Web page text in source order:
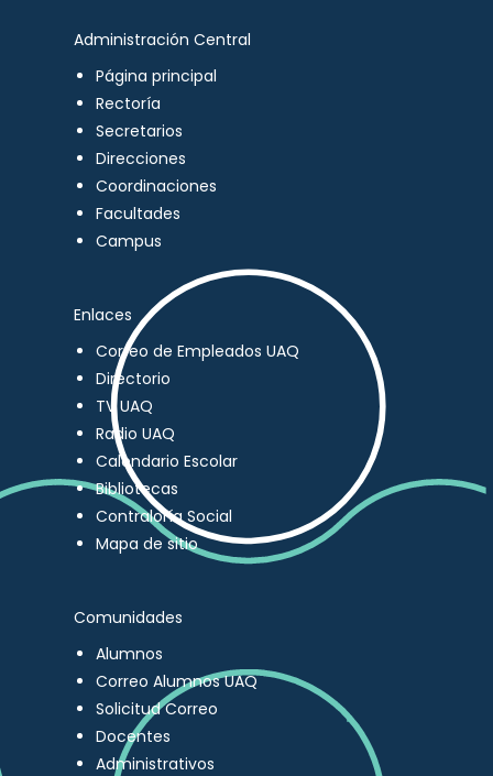
Administración Central
Página principal
Rectoría
Secretarios
Direcciones
Coordinaciones
Facultades
Campus
Enlaces
Correo de Empleados UAQ
Directorio
TV UAQ
Radio UAQ
Calendario Escolar
Bibliotecas
Contraloría Social
Mapa de sitio
Comunidades
Alumnos
Correo Alumnos UAQ
Solicitud Correo
Docentes
Administrativos